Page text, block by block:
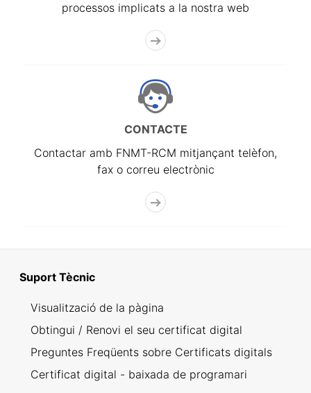
processos implicats a la nostra web
CONTACTE
Contactar amb FNMT-RCM mitjançant telèfon,
fax o correu electrònic
Suport Tècnic
Visualització de la pàgina
Obtingui / Renovi el seu certificat digital
Preguntes Freqüents sobre Certificats digitals
Certificat digital - baixada de programari